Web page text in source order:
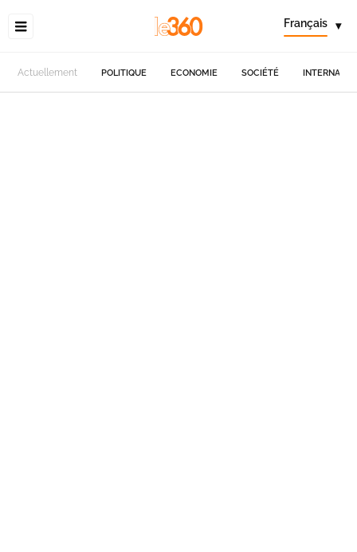
Français ▾
Actuellement POLITIQUE ECONOMIE SOCIÉTÉ